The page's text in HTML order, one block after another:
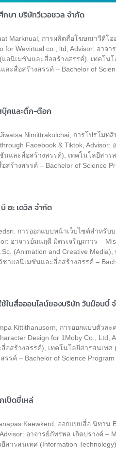
ษา บริษัทวีเวอชวล จำกัด
Marknual, การผลิตสื่อโฆษณาวีดีโ
for Wevirtual co., ltd, Advisor: อาจ
อนิเมชันและสื่อสร้างสรรค์), เทคโน
สื่อสร้างสรรค์ – Bachelor of
บุ๊คและติ๊ก-ต๊อก
Nimittrakulchai, การโปรโม
Facebook & Tiktok, Advisor:
นและสื่อสร้างสรรค์), เทคโนโลยีสาร
างสรรค์ – Bachelor of Science
อะ เดวิล จำกัด
การออกแบบหน้าเว็บไซต์สำหรับ
อาจารย์มนฤดี มิตรเจริญถาวร –
(Animation and Creative
แอนิเมชันและสื่อสร้างสรรค์ –
ในสื่อออนไลน์ของบริษัท วันม๊อบบี้
Kittithanusorn, การออกแบบตัวล
Design for 1Moby Co., Ltd,
อสร้างสรรค์), เทคโนโลยีสารสนเทศ
– Bachelor of Science Program
เป็ดขี้เหล่
Kaewkerd, ออกแบบสื่อ นิทาน
อาจารย์ภัทรพล เกิดปรางค์ –
สารสนเทศ (Information